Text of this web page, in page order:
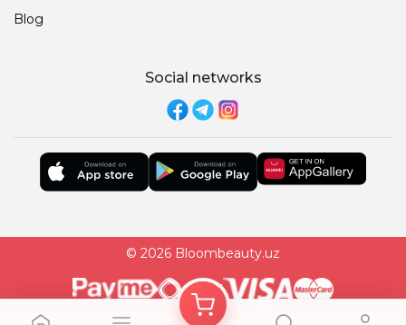
Blog
Social networks
© 2026 Bloombeauty.uz